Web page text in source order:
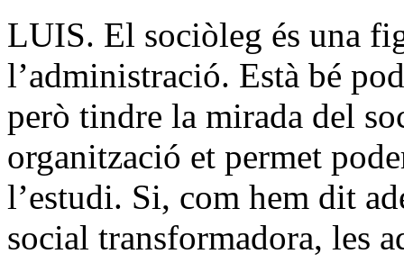
LUIS. El sociòleg és una
l’administració. Està bé
però tindre la mirada del
organització et permet
l’estudi. Si, com hem dit
social transformadora, les